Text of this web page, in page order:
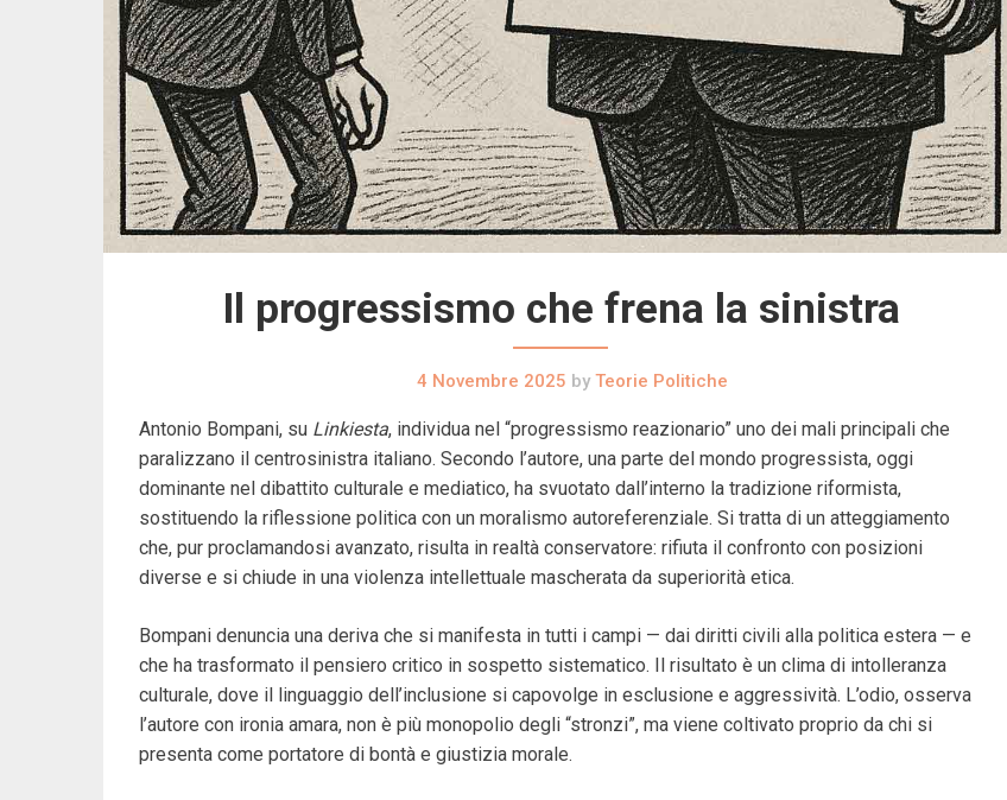
Il progressismo che frena la sinistra
4 Novembre 2025 by Teorie Politiche
Antonio Bompani, su Linkiesta, individua nel “progressismo reazionario” uno dei mali principali che
paralizzano il centrosinistra italiano. Secondo l’autore, una parte del mondo progressista, oggi
dominante nel dibattito culturale e mediatico, ha svuotato dall’interno la tradizione riformista,
sostituendo la riflessione politica con un moralismo autoreferenziale. Si tratta di un atteggiamento
che, pur proclamandosi avanzato, risulta in realtà conservatore: rifiuta il confronto con posizioni
diverse e si chiude in una violenza intellettuale mascherata da superiorità etica.
Bompani denuncia una deriva che si manifesta in tutti i campi — dai diritti civili alla politica estera — e
che ha trasformato il pensiero critico in sospetto sistematico. Il risultato è un clima di intolleranza
culturale, dove il linguaggio dell’inclusione si capovolge in esclusione e aggressività. L’odio, osserva
l’autore con ironia amara, non è più monopolio degli “stronzi”, ma viene coltivato proprio da chi si
presenta come portatore di bontà e giustizia morale.